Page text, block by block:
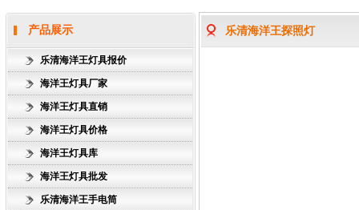
产品展示
乐清海洋王灯具报价
海洋王灯具厂家
海洋王灯具直销
海洋王灯具价格
海洋王灯具库
海洋王灯具批发
乐清海洋王手电筒
乐清海洋王探照灯